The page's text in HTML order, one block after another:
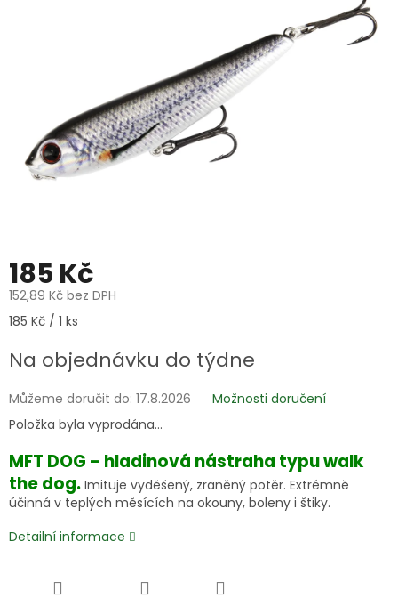
185 Kč
152,89 Kč bez DPH
Měrná
185 Kč / 1 ks
Na objednávku do týdne
Můžeme doručit do: 17.8.2026
Možnosti doručení
Položka byla vyprodána…
MFT DOG – hladinová nástraha typu walk
the dog. Imituje vyděšený, zraněný potěr. Extrémně
účinná v teplých měsících na okouny, boleny i štiky.
Detailní informace